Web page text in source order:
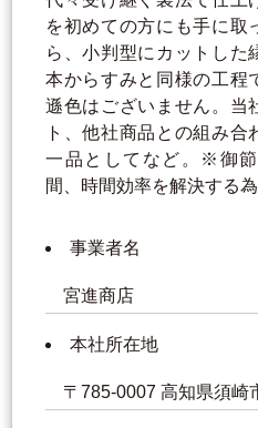
を初めての方にも手に取
ら、小判型にカットした
本からすみと同様の工程
遜色はございません。当
ト、他社商品との組み
一品としてなど。※御
間、時間効率を解決する
事業者名
宮進商店
本社所在地
〒785-0007 高知県須崎